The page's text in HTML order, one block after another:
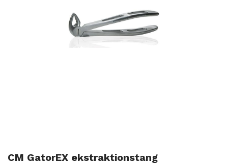
CM GatorEX ekstraktionstang